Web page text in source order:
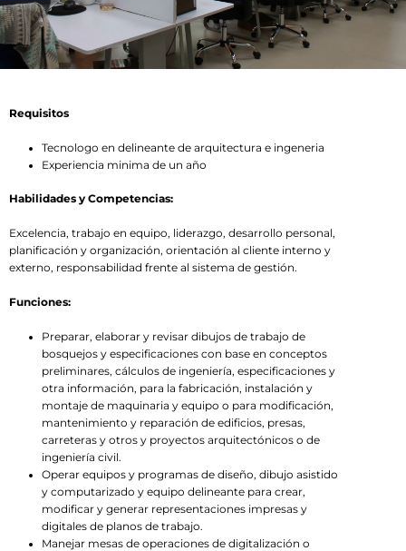
Requisitos
Tecnologo en delineante de arquitectura e ingeneria
Experiencia minima de un año
Habilidades y Competencias:
Excelencia, trabajo en equipo, liderazgo, desarrollo personal,
planificación y organización, orientación al cliente interno y
externo, responsabilidad frente al sistema de gestión.
Funciones:
Preparar, elaborar y revisar dibujos de trabajo de
bosquejos y especificaciones con base en conceptos
preliminares, cálculos de ingeniería, especificaciones y
otra información, para la fabricación, instalación y
montaje de maquinaria y equipo o para modificación,
mantenimiento y reparación de edificios, presas,
carreteras y otros y proyectos arquitectónicos o de
ingeniería civil.
Operar equipos y programas de diseño, dibujo asistido
y computarizado y equipo delineante para crear,
modificar y generar representaciones impresas y
digitales de planos de trabajo.
Manejar mesas de operaciones de digitalización o